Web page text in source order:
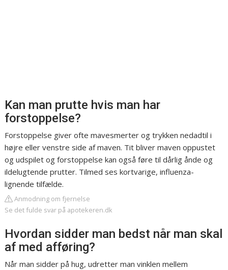
Kan man prutte hvis man har
forstoppelse?
Forstoppelse giver ofte mavesmerter og trykken nedadtil i
højre eller venstre side af maven. Tit bliver maven oppustet
og udspilet og forstoppelse kan også føre til dårlig ånde og
ildelugtende prutter. Tilmed ses kortvarige, influenza-
lignende tilfælde.
Anmodning om fjernelse
Se det fulde svar på apotekeren.dk
Hvordan sidder man bedst når man skal
af med afføring?
Når man sidder på hug, udretter man vinklen mellem